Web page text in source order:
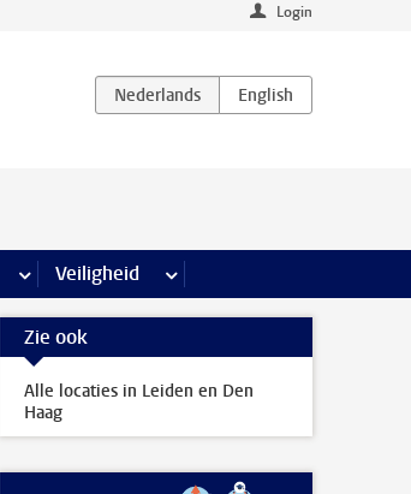
Login
meer Communicatie & Marketing pagina’s
Veiligheid meer Veiligheid pagina’s
Zie ook
Alle locaties in Leiden en Den
Haag